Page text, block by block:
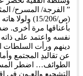
” الفرجة/ المسرح/
(ص/15/206)
بأعناقها مرة أخرى.
نفسه واعتمد على ذاته
دينهم ورأت السلطات
عن تقاليدِ المجتمع
الطوائف… اضطر
التشجيع والعـون في